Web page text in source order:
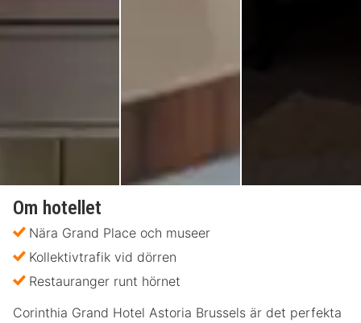
Om hotellet
Nära Grand Place och museer
Kollektivtrafik vid dörren
Restauranger runt hörnet
Corinthia Grand Hotel Astoria Brussels är det perfekta